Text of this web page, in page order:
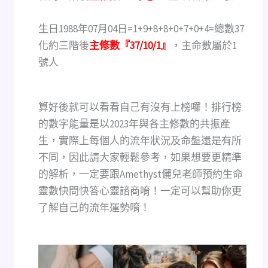
生日1988年07月04日=1+9+8+8+0+7+0+4=總數37
化約三階後主修數『37/10/1』
，主命數屬於1
號人
算好後就可以看看自己有沒有上榜囉！排行榜
的數字能量是以2023年與各主修數的共振產
生，實際上每個人的流年狀況及命盤還是有所
不同，因此請大家輕鬆參考，如果想要更精準
的解析，一定要跟Amethyst儷兒老師預約生命
靈數快問快答心靈諮商唷！一定可以幫助你更
了解自己的流年運勢唷！